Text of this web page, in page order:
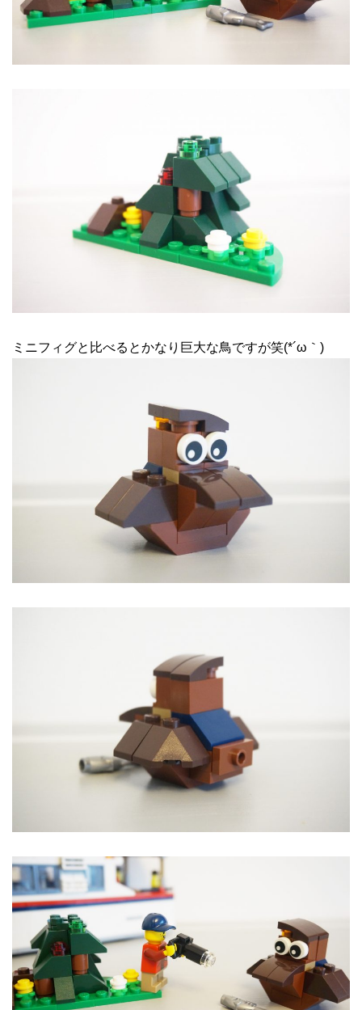
ミニフィグと比べるとかなり巨大な鳥ですが笑(*´ω｀)